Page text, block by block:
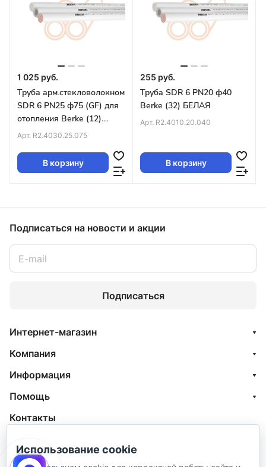
1 025 руб.
Труба арм.стекловолокном
SDR 6 PN25 ф75 (GF) для
отопления Berke (12)
БЕЛАЯ
Арт. R2.4030.25.075
В корзину
255 руб.
Труба SDR 6 PN20 ф40
Berke (32) БЕЛАЯ
Арт. R2.4010.20.040
В корзину
Подписаться на новости и акции
Подписаться
Интернет-магазин
Компания
Информация
Помощь
Контакты
info@aquatehnik.com
Использование cookie